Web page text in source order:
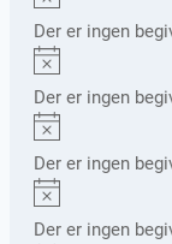
Der er ingen
Notice
Der er ingen
Notice
Der er ingen
Notice
Der er ingen